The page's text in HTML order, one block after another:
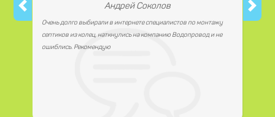
Андрей Соколов
Очень долго выбирали в интернете специалистов по монтажу
септиков из колец, наткнулись на компанию Водопровод и не
ошиблись. Рекомендую